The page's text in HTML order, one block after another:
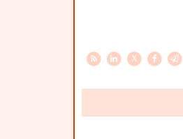
X